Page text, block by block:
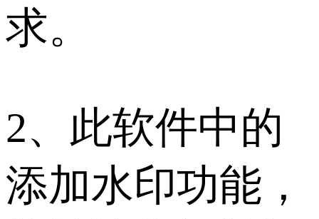
求。
2、此软件中的
添加水印功能，